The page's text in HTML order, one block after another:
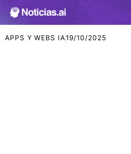
APPS Y WEBS IA19/10/2025